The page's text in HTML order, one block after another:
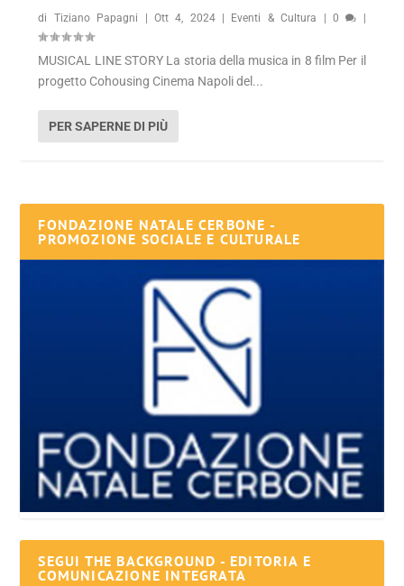
di Tiziano Papagni | Ott 4, 2024| Eventi & Cultura | 0 |
MUSICAL LINE STORY La storia della musica in 8 film Per il
progetto Cohousing Cinema Napoli del...
PER SAPERNE DI PIÙ
FONDAZIONE NATALE CERBONE -
PROMOZIONE SOCIALE E CULTURALE
SEGUI THE BACKGROUND - EDITORIA E
COMUNICAZIONE INTEGRATA